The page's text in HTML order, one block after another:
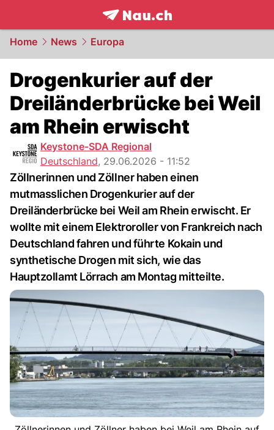
frontpage.NAU.ch
Home News Europa
Drogenkurier auf der
Dreiländerbrücke bei Weil
am Rhein erwischt
Keystone-SDA Regional
Deutschland, 29.06.2026 - 11:52
Zöllnerinnen und Zöllner haben einen
mutmasslichen Drogenkurier auf der
Dreiländerbrücke bei Weil am Rhein erwischt. Er
wollte mit einem Elektroroller von Frankreich nach
Deutschland fahren und führte Kokain und
synthetische Drogen mit sich, wie das
Hauptzollamt Lörrach am Montag mitteilte.